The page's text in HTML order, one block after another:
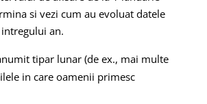
si vezi cum au evoluat datele
an.
tipar lunar (de ex., mai multe
in care oamenii primesc